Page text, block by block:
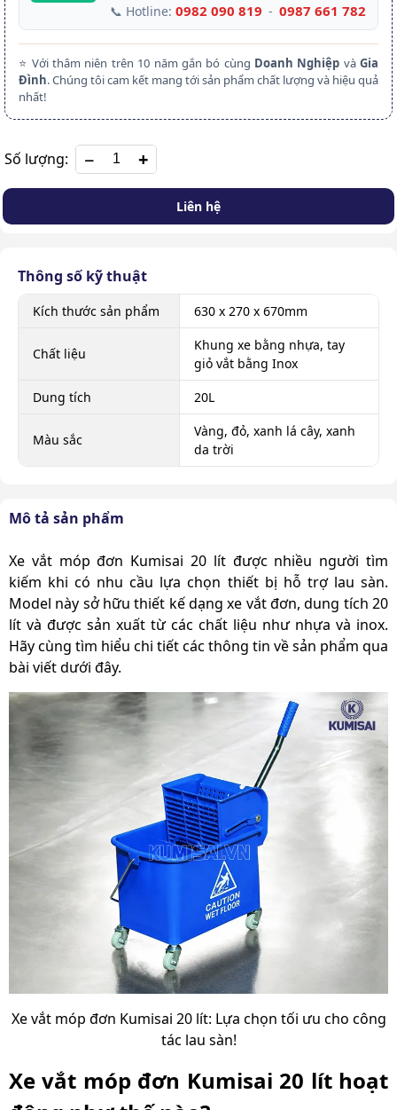
📞 Hotline: 0982 090 819 - 0987 661 782
⭐ Với thâm niên trên 10 năm gắn bó cùng Doanh Nghiệp vàGia
Đình. Chúng tôi cam kết mang tới sản phẩm chất lượng và hiệu quả
nhất!
Số lượng: +
Liên hệ
Mô tả sản phẩm
Xe vắt móp đơn Kumisai 20 lít được nhiều người tìm
kiếm khi có nhu cầu lựa chọn thiết bị hỗ trợ lau sàn.
Model này sở hữu thiết kế dạng xe vắt đơn, dung tích 20
lít và được sản xuất từ các chất liệu như nhựa và inox.
Hãy cùng tìm hiểu chi tiết các thông tin về sản phẩm qua
bài viết dưới đây.
Xe vắt móp đơn Kumisai 20 lít: Lựa chọn tối ưu cho công
tác lau sàn!
Xe vắt móp đơn Kumisai 20 lít hoạt
Thông số kỹ thuật
Kích thước sản phẩm 630 x 270 x 670mm
Chất liệu
Khung xe bằng nhựa, tay
giỏ vắt bằng Inox
Dung tích
20L
Màu sắc
Vàng, đỏ, xanh lá cây, xanh
da trời